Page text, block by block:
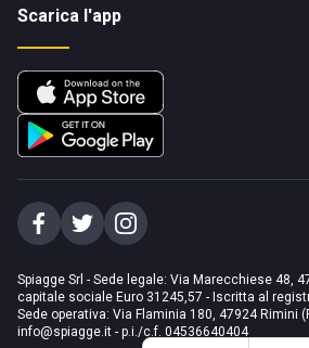
Scarica l'app
Spiagge Srl - Sede legale: Via Marecchiese 48,
capitale sociale Euro 31245,57 - Iscritta al
Sede operativa: Via Flaminia 180, 47924 Rimini
info@spiagge.it - p.i./c.f. 04536640404